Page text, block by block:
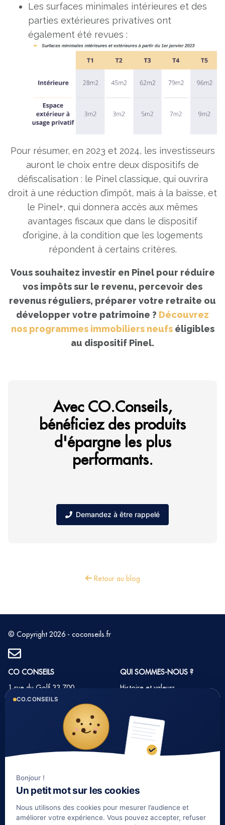
Les surfaces minimales intérieures et des
parties extérieures privatives ont
également été revues :
Pour résumer, en 2023 et 2024, les investisseurs
auront le choix entre deux dispositifs de
défiscalisation : le Pinel classique, qui ouvrira
droit à une réduction d’impôt, mais à la baisse, et
le Pinel+, qui donnera accès aux mêmes
avantages fiscaux que dans le dispositif
d’origine, à la condition que les logements
Vous souhaitez investir en Pinel pour réduire
vos impôts sur le revenu, percevoir des
revenus réguliers, préparer votre retraite ou
développer votre patrimoine ? Découvrez
nos programmes immobiliers neufséligibles
au dispositif Pinel.
Avec CO.Conseils,
bénéficiez des produits
d'épargne les plus
performants.
Demandez à être rappelé
Retour au blog
© Copyright 2026 - coconseils.fr
CO CONSEILS
1 rue du Golf 33 700
MERIGNAC
Tél : 05 35 54 22 54
QUI SOMMES-NOUS ?
Histoire et valeurs
Nos partenaires
Notre méthode
Nos tarifs immobilier
LIENS UTILES
Informations complémentaires
Mentions légales
CO.CONSEILS
Bonjour !
Un petit mot sur les cookies
Nous utilisons des cookies pour mesurer l’audience et
améliorer votre expérience. Vous pouvez accepter, refuser